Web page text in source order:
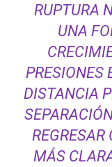
RUPTURA
UNA
PRESIONES
DISTANCIA
MÁS